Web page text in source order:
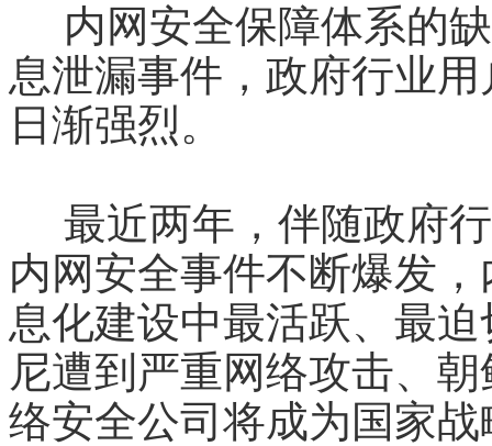
内网安全保障体系的
息泄漏事件，政府行业
日渐强烈。
最近两年，伴随政府
内网安全事件不断爆发
息化建设中最活跃、最
尼遭到严重网络攻击、
络安全公司将成为国家